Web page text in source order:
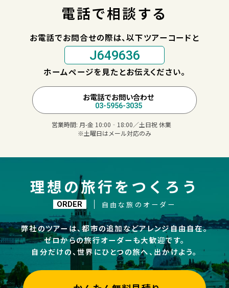
電話で相談する
お電話でお問合せの際は、以下ツアーコードと
J649636
ホームページを見たとお伝えください。
お電話でお問い合わせ
03-5956-3035
営業時間: 月-金 10:00‐18:00／土日祝 休業
※土曜日はメール対応のみ
理想の旅行をつくろう
ORDER 自由な旅のオーダー
弊社のツアーは、都市の追加などアレンジ自由自在。
ゼロからの旅行オーダーも大歓迎です。
自分だけの、世界にひとつの旅へ、出かけよう。